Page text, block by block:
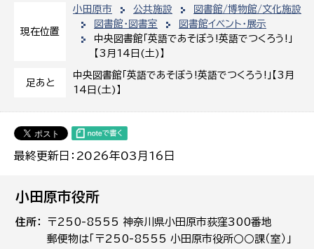
現在位置
小田原市 公共施設
図書館/博物館/文化施設
図書館・図書室
図書館イベント・展示
中央図書館「英語であそぼう!英語でつくろう!」
【3月14日(土)】
足あと
中央図書館「英語であそぼう!英語でつくろう!」【3月
14日(土)】
最終更新日：2026年03月16日
小田原市役所
住所
〒250-8555 神奈川県小田原市荻窪300番地
郵便物は「〒250-8555 小田原市役所○○課（室）」